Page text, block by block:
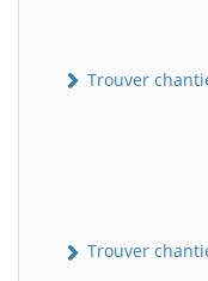
Trouver
Trouver